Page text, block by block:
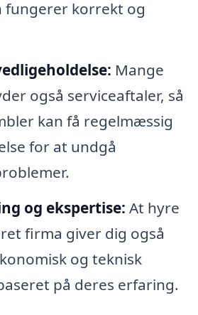
fungerer korrekt og
Mange
også serviceaftaler, så
kan få regelmæssig
for at undgå
og ekspertise: At hyre
firma giver dig også
og teknisk
på deres erfaring.